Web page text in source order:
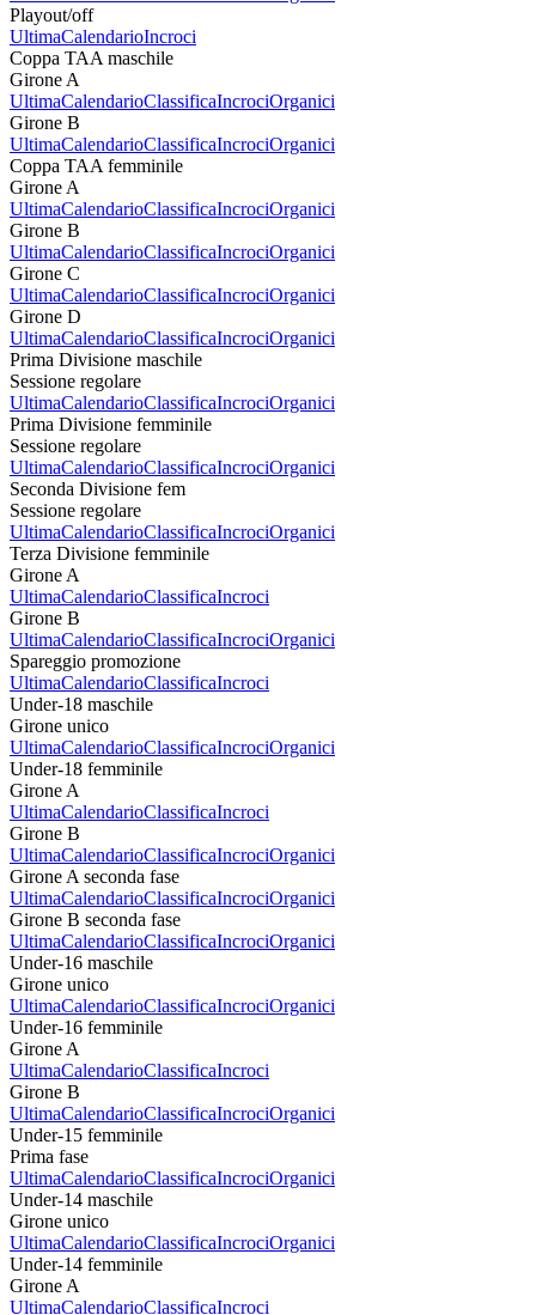
Playout/off
UltimaCalendarioIncroci
Coppa TAA maschile
Girone A
UltimaCalendarioClassificaIncrociOrganici
Girone B
UltimaCalendarioClassificaIncrociOrganici
Coppa TAA femminile
Girone A
UltimaCalendarioClassificaIncrociOrganici
Girone B
UltimaCalendarioClassificaIncrociOrganici
Girone C
UltimaCalendarioClassificaIncrociOrganici
Girone D
UltimaCalendarioClassificaIncrociOrganici
Prima Divisione maschile
Sessione regolare
UltimaCalendarioClassificaIncrociOrganici
Prima Divisione femminile
Sessione regolare
UltimaCalendarioClassificaIncrociOrganici
Seconda Divisione fem
Sessione regolare
UltimaCalendarioClassificaIncrociOrganici
Terza Divisione femminile
Girone A
UltimaCalendarioClassificaIncroci
Girone B
UltimaCalendarioClassificaIncrociOrganici
Spareggio promozione
UltimaCalendarioClassificaIncroci
Under-18 maschile
Girone unico
UltimaCalendarioClassificaIncrociOrganici
Under-18 femminile
Girone A
UltimaCalendarioClassificaIncroci
Girone B
UltimaCalendarioClassificaIncrociOrganici
Girone A seconda fase
UltimaCalendarioClassificaIncrociOrganici
Girone B seconda fase
UltimaCalendarioClassificaIncrociOrganici
Under-16 maschile
Girone unico
UltimaCalendarioClassificaIncrociOrganici
Under-16 femminile
Girone A
UltimaCalendarioClassificaIncroci
Girone B
UltimaCalendarioClassificaIncrociOrganici
Under-15 femminile
Prima fase
UltimaCalendarioClassificaIncrociOrganici
Under-14 maschile
Girone unico
UltimaCalendarioClassificaIncrociOrganici
Under-14 femminile
Girone A
UltimaCalendarioClassificaIncroci